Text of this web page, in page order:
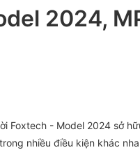
2024,
Foxtech - Model 2024 sở
nhiều điều kiện khác